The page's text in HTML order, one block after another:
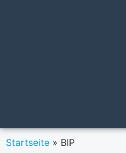
Startseite » BIP